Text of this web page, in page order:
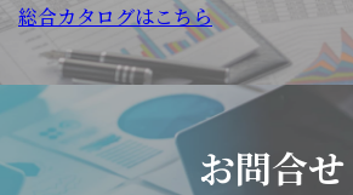
総合カタログはこちら
お問合せ